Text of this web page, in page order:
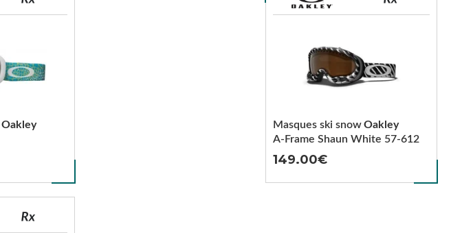
Oakley
A-Frame Shaun White 57-612
Masques ski snowOakley
149.00